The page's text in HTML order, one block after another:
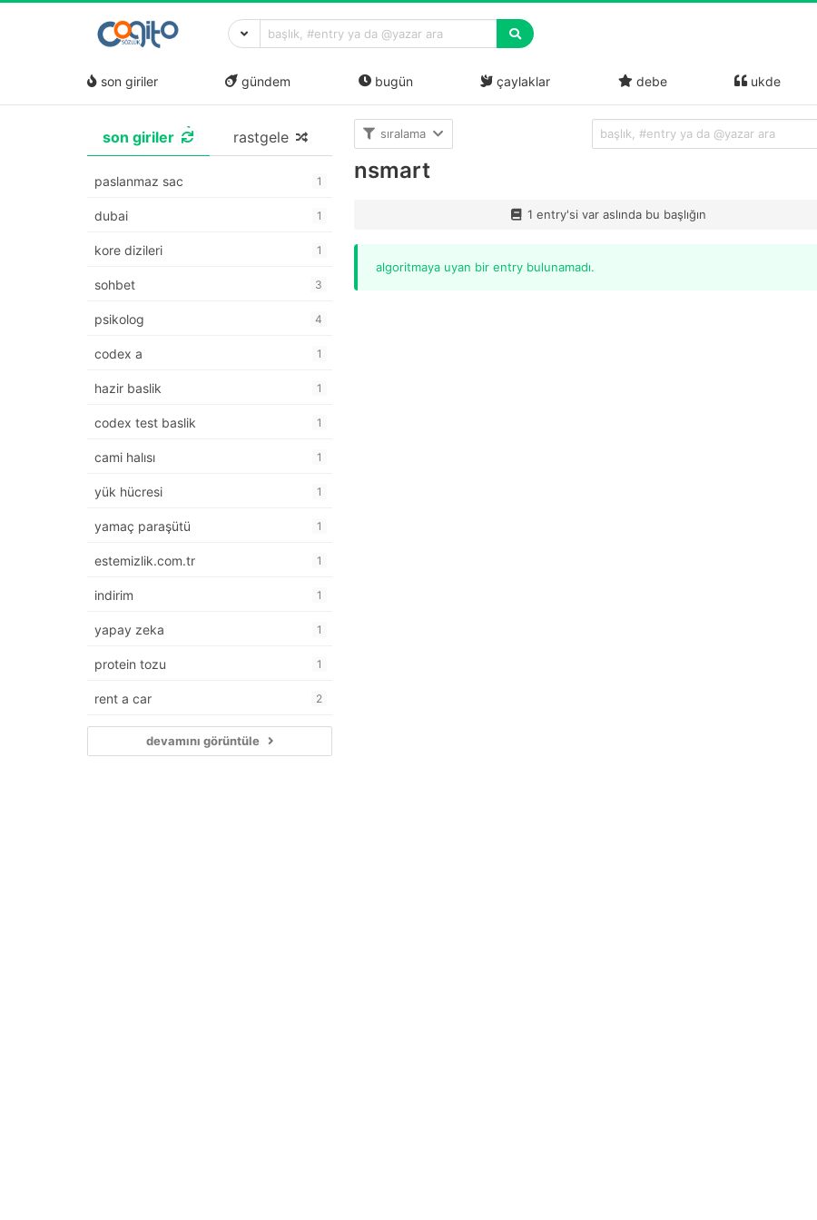
son giriler gündem bugün çaylaklar debe ukde
son giriler rastgele
paslanmaz sac 1
dubai 1
kore dizileri 1
sohbet 3
psikolog 4
codex a 1
hazir baslik 1
codex test baslik 1
cami halısı 1
yük hücresi 1
yamaç paraşütü 1
estemizlik.com.tr 1
indirim 1
yapay zeka 1
protein tozu 1
rent a car 2
devamını görüntüle
sıralama
nsmart
1 entry'si var aslında bu başlığın
algoritmaya uyan bir entry bulunamadı.